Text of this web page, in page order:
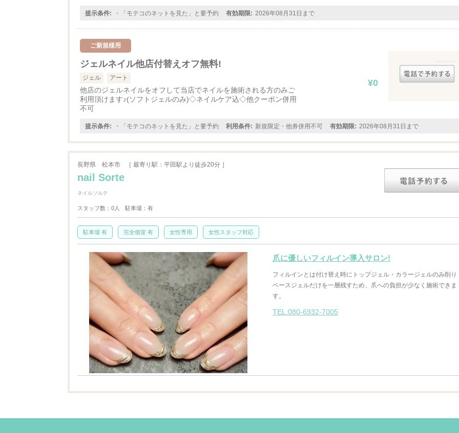
提示条件: ・「モテコのネットを見た」と要予約 有効期限: 2026年08月31日まで
ご新規様用
ジェルネイル他店付替えオフ無料!
ジェル アート
他店のジェルネイルをオフして当店でネイルを施術される方のみご
利用頂けます♪(ソフトジェルのみ)◇ネイルケア込◇他クーポン併用
不可
¥0
提示条件: ・「モテコのネットを見た」と要予約 利用条件: 新規限定・他券併用不可 有効期限: 2026年08月31日まで
長野県 松本市 ［ 最寄り駅：平田駅より徒歩20分 ］
nail Sorte
ネイルソルテ
スタッフ数：0人 駐車場：有
駐車場 有 完全個室 有 女性専用 女性スタッフ対応
爪に優しいフィルイン導入サロン!
フィルインとは付け替え時にトップジェル・カラージェルのみ削り
ベースジェルだけを一層残すため、爪への負担が少なく施術できま
す。
TEL:080-6932-7005